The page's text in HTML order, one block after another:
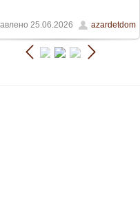
25.06.2026 azardetdom